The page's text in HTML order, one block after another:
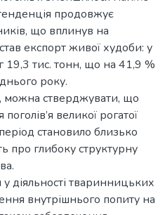
продовжує
що вплинув на
експорт живої худоби: у
19,3 тис. тонн, що на 41,9 %
року.
можна стверджувати, що
великої рогатої
становило близько
про глибоку структурну
діяльності тваринницьких
внутрішнього попиту на